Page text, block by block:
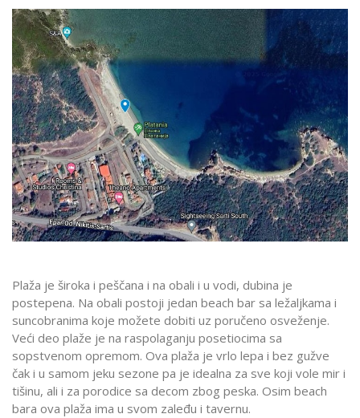
Plaža je široka i peščana i na obali i u vodi, dubina je
postepena. Na obali postoji jedan beach bar sa ležaljkama i
suncobranima koje možete dobiti uz poručeno osveženje.
Veći deo plaže je na raspolaganju posetiocima sa
sopstvenom opremom. Ova plaža je vrlo lepa i bez gužve
čak i u samom jeku sezone pa je idealna za sve koji vole mir i
tišinu, ali i za porodice sa decom zbog peska. Osim beach
bara ova plaža ima u svom zaleđu i tavernu.